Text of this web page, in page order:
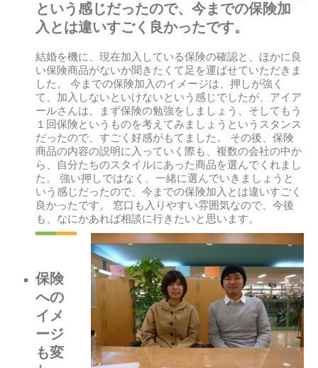
という感じだったので、今までの保険加
入とは違いすごく良かったです。
結婚を機に、現在加入している保険の確認と、ほかに良
い保険商品がないか聞きたくて足を運ばせていただきま
した。 今までの保険加入のイメージは、押しが強く
て、加入しないといけないという感じでしたが、アイア
ールさんは、まず保険の勉強をしましょう、そしてもう
１回保険というものを考えてみましょうというスタンス
だったので、すごく好感がもてました。 その後、保険
商品の内容の説明に入っていく際も、複数の会社の中か
ら、自分たちのスタイルにあった商品を選んでくれまし
た。 強い押しではなく、一緒に選んでいきましょうと
いう感じだったので、今までの保険加入とは違いすごく
良かったです。 窓口も入りやすい雰囲気なので、今後
も、なにかあれば相談に行きたいと思います。
保険
への
イメ
ージ
も変